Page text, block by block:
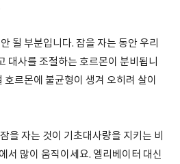
될 부분입니다. 잠을 자는 동안 우리
대사를 조절하는 호르몬이 분비됩니
르몬에 불균형이 생겨 오히려 살이
을 자는 것이 기초대사량을 지키는 비
서 많이 움직이세요. 엘리베이터 대신